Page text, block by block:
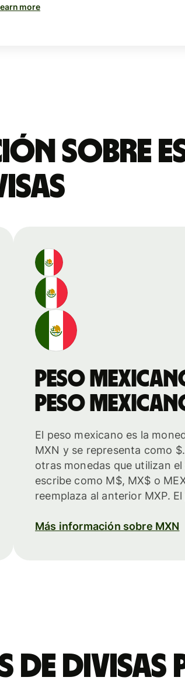
more
sobre
peso
peso
El peso mexicano es la
MXN y se representa como
otras monedas que utilizan
escribe como M$, MX$ o
reemplaza al anterior MXP.
Más información sobre MXN
de divisas